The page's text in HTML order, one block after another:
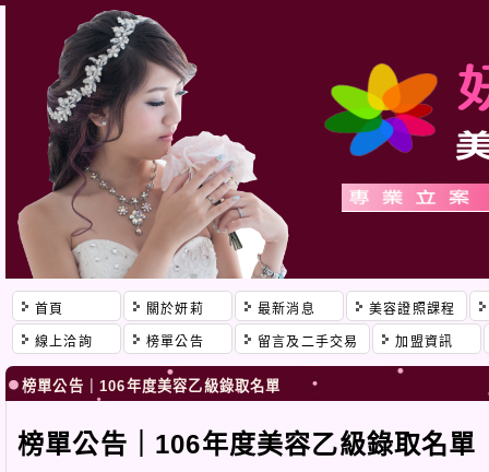
首頁 關於妍莉 最新消息 美容證照課程
線上洽詢 榜單公告 留言及二手交易 加盟資訊
榜單公告｜106年度美容乙級錄取名單
榜單公告｜106年度美容乙級錄取名單